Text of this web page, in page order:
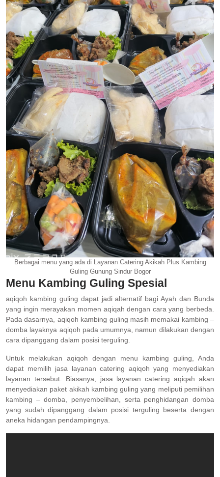
Berbagai menu yang ada di Layanan Catering Akikah Plus Kambing
Guling Gunung Sindur Bogor
Menu Kambing Guling Spesial
aqiqoh kambing guling dapat jadi alternatif bagi Ayah dan Bunda
yang ingin merayakan momen aqiqah dengan cara yang berbeda.
Pada dasarnya, aqiqoh kambing guling masih memakai kambing –
domba layaknya aqiqoh pada umumnya, namun dilakukan dengan
cara dipanggang dalam posisi terguling.
Untuk melakukan aqiqoh dengan menu kambing guling, Anda
dapat memilih jasa layanan catering aqiqoh yang menyediakan
layanan tersebut. Biasanya, jasa layanan catering aqiqah akan
menyediakan paket akikah kambing guling yang meliputi pemilihan
kambing – domba, penyembelihan, serta penghidangan domba
yang sudah dipanggang dalam posisi terguling beserta dengan
aneka hidangan pendampingnya.